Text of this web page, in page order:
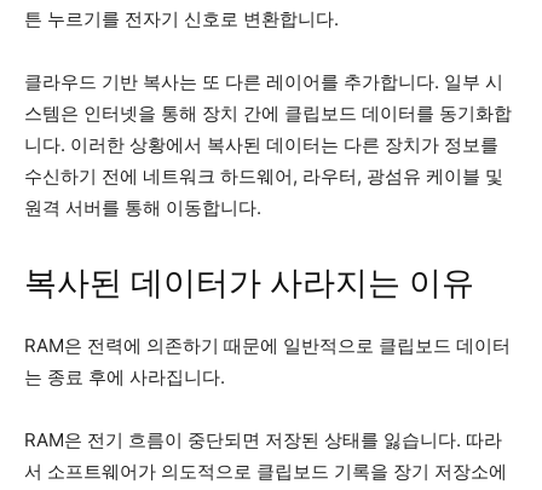
튼 누르기를 전자기 신호로 변환합니다.
클라우드 기반 복사는 또 다른 레이어를 추가합니다. 일부 시
스템은 인터넷을 통해 장치 간에 클립보드 데이터를 동기화합
니다. 이러한 상황에서 복사된 데이터는 다른 장치가 정보를
수신하기 전에 네트워크 하드웨어, 라우터, 광섬유 케이블 및
원격 서버를 통해 이동합니다.
복사된 데이터가 사라지는 이유
RAM은 전력에 의존하기 때문에 일반적으로 클립보드 데이터
는 종료 후에 사라집니다.
RAM은 전기 흐름이 중단되면 저장된 상태를 잃습니다. 따라
서 소프트웨어가 의도적으로 클립보드 기록을 장기 저장소에